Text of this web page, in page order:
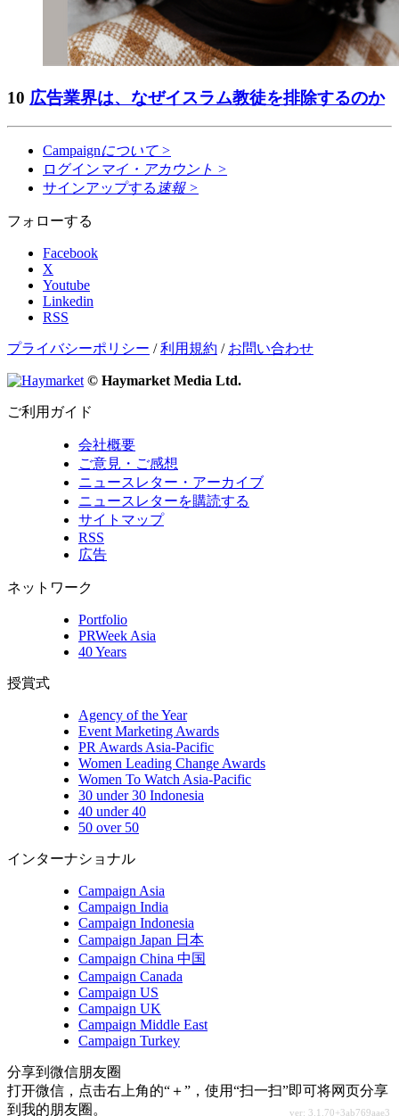
10 広告業界は、なぜイスラム教徒を排除するのか
Campaignについて >
ログイン マイ・アカウント >
サインアップする 速報 >
フォローする
Facebook
X
Youtube
Linkedin
RSS
プライバシーポリシー /利用規約 / お問い合わせ
© Haymarket Media Ltd.
ご利用ガイド
会社概要
ご意見・ご感想
ニュースレター・アーカイブ
ニュースレターを購読する
サイトマップ
RSS
広告
ネットワーク
Portfolio
PRWeek Asia
40 Years
授賞式
Agency of the Year
Event Marketing Awards
PR Awards Asia-Pacific
Women Leading Change Awards
Women To Watch Asia-Pacific
30 under 30 Indonesia
40 under 40
50 over 50
インターナショナル
Campaign Asia
Campaign India
Campaign Indonesia
Campaign Japan 日本
Campaign China 中国
Campaign Canada
Campaign US
Campaign UK
Campaign Middle East
Campaign Turkey
分享到微信朋友圈
打开微信，点击右上角的“＋”，使用“扫一扫”即可将网页分享
到我的朋友圈。